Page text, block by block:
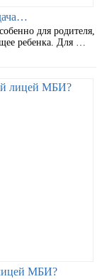
для родителя,
ребенка. Для …
МБИ?